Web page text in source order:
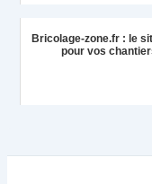
Bricolage-zone.fr : le
pour vos